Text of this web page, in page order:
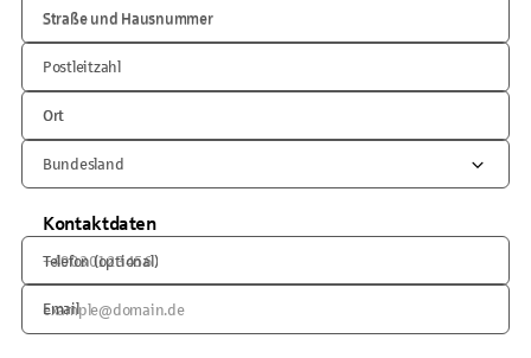
Straße und Hausnummer
Postleitzahl
Ort
Bundesland
Kontaktdaten
Telefon (optional)
Email